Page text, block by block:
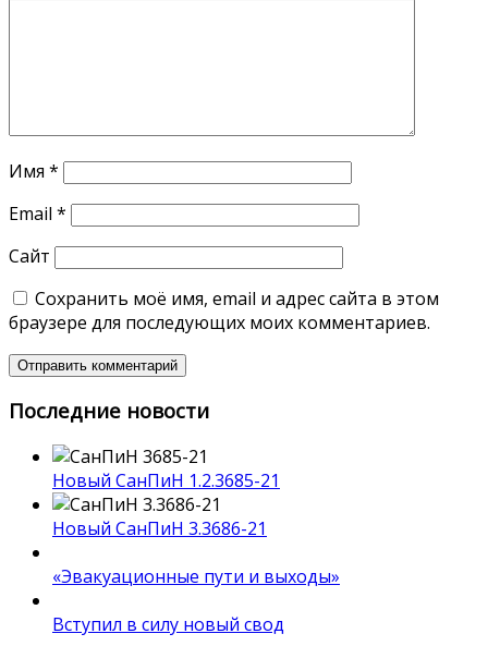
Имя *
Email *
Сайт
Сохранить моё имя, email и адрес сайта в этом
браузере для последующих моих комментариев.
Последние новости
Новый СанПиН 1.2.3685-21
Новый СанПиН 3.3686-21
«Эвакуационные пути и выходы»
Вступил в силу новый свод